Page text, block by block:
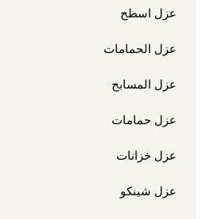
عزل اسطح
عزل الحمامات
عزل المسابح
عزل حمامات
عزل خزانات
عزل شينكو